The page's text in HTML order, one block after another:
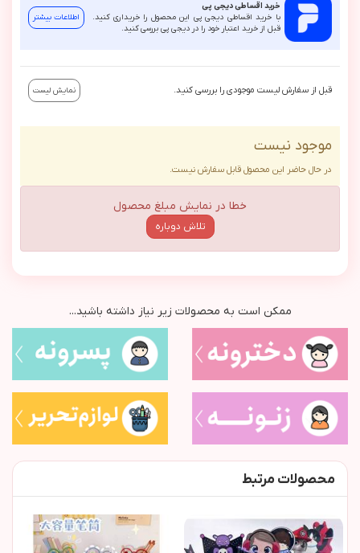
خرید اقساطی دیجی پی
با خرید اقساطی دیجی پی این محصول را خریداری کنید.
قبل از خرید اعتبار خود را در دیجی پی بررسی کنید.
اطلاعات بیشتر
قبل از سفارش لیست موجودی را بررسی کنید. نمایش لیست
موجود نیست
در حال حاضر این محصول قابل سفارش نیست.
خطا در نمایش مبلغ محصول
تلاش دوباره
ممکن است به محصولات زیر نیاز داشته باشید...
محصولات مرتبط